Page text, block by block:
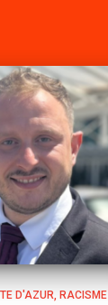
D'AZUR RACISME